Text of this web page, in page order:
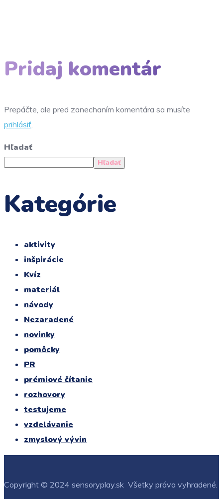
Pridaj komentár
Prepáčte, ale pred zanechaním komentára sa musíte
prihlásiť
Hľadať
Hľadať
Kategórie
aktivity
inšpirácie
Kvíz
materiál
návody
Nezaradené
novinky
pomôcky
PR
prémiové čítanie
rozhovory
testujeme
vzdelávanie
zmyslový vývin
Copyright © 2024 sensoryplay.sk Všetky práva vyhradené.